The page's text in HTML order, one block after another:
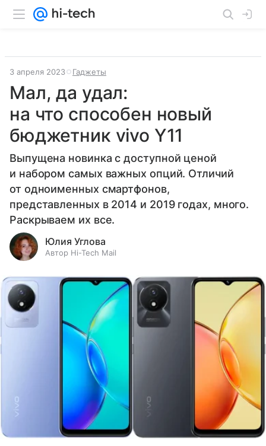
3 апреля 2023 Гаджеты
Мал, да удал:
на что способен новый
бюджетник vivo Y11
Выпущена новинка с доступной ценой
и набором самых важных опций. Отличий
от одноименных смартфонов,
представленных в 2014 и 2019 годах, много.
Раскрываем их все.
Юлия Углова
Автор Hi-Tech Mail